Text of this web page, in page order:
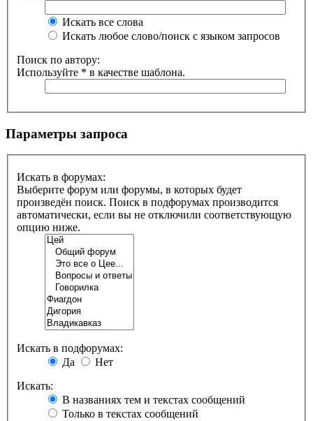
Искать все слова
Искать любое слово/поиск с языком запросов
Поиск по автору:
Используйте * в качестве шаблона.
Параметры запроса
Искать в форумах:
Выберите форум или форумы, в которых будет
произведён поиск. Поиск в подфорумах производится
автоматически, если вы не отключили соответствующую
опцию ниже.
Искать в подфорумах:
Да
Нет
Искать:
В названиях тем и текстах сообщений
Только в текстах сообщений